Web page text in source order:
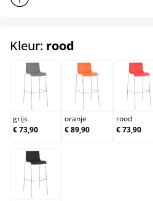
Kleur: rood
grijs
grijs
€ 73,90
oranje
oranje
€ 89,90
rood
rood
€ 73,90
zwart